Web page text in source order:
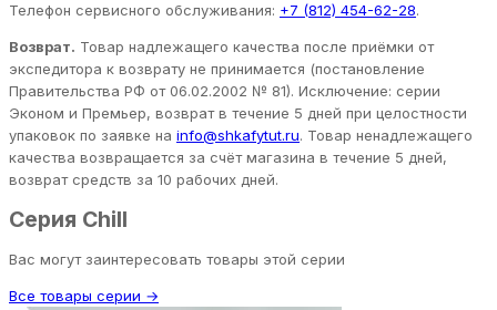
Телефон сервисного обслуживания: +7 (812) 454-62-28.
Возврат. Товар надлежащего качества после приёмки от
экспедитора к возврату не принимается (постановление
Правительства РФ от 06.02.2002 № 81). Исключение: серии
Эконом и Премьер, возврат в течение 5 дней при целостности
упаковок по заявке на info@shkafytut.ru. Товар ненадлежащего
качества возвращается за счёт магазина в течение 5 дней,
возврат средств за 10 рабочих дней.
Серия Chill
Вас могут заинтересовать товары этой серии
Все товары серии →